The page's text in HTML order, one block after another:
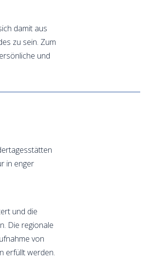
damit aus
zu sein. Zum
und
in enger
und die
Die regionale
von
erfüllt werden.